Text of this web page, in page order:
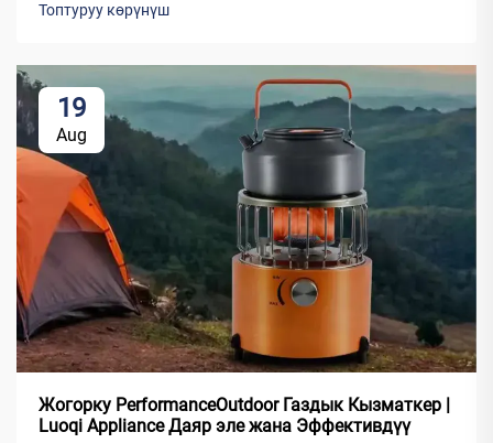
Топтуруу көрүнүш
19
Aug
Жогорку PerformanceOutdoor Газдык Кызматкер |
Luoqi Appliance Даяр эле жана Эффективдүү